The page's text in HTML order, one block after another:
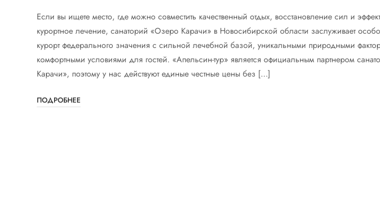
Если вы ищете место, где можно совместить качественный отдых, восстановление сил и
курортное лечение, санаторий «Озеро Карачи» в Новосибирской области заслуживает
курорт федерального значения с сильной лечебной базой, уникальными природными
комфортными условиями для гостей. «Апельсин-тур» является официальным партнером
Карачи», поэтому у нас действуют единые честные цены без […]
ПОДРОБНЕЕ